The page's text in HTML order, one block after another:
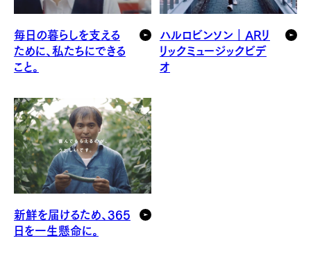
毎日の暮らしを支える
ために、私たちにできる
こと。
ハルロビンソン｜ARリ
リックミュージックビデ
オ
新鮮を届けるため、365
日を一生懸命に。